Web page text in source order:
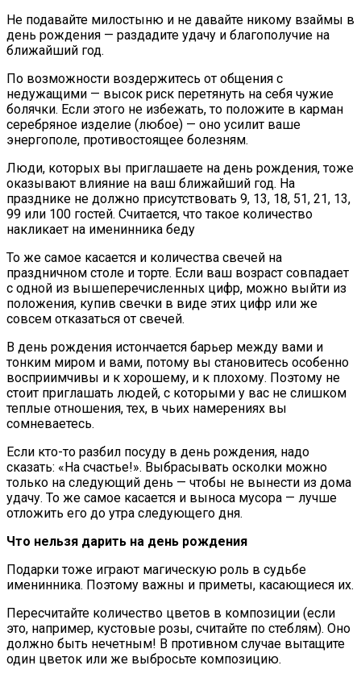
Не подавайте милостыню и не давайте никому взаймы в
день рождения — раздадите удачу и благополучие на
ближайший год.
По возможности воздержитесь от общения с
недужащими — высок риск перетянуть на себя чужие
болячки. Если этого не избежать, то положите в карман
серебряное изделие (любое) — оно усилит ваше
энергополе, противостоящее болезням.
Люди, которых вы приглашаете на день рождения, тоже
оказывают влияние на ваш ближайший год. На
празднике не должно присутствовать 9, 13, 18, 51, 21, 13,
99 или 100 гостей. Считается, что такое количество
накликает на именинника беду
То же самое касается и количества свечей на
праздничном столе и торте. Если ваш возраст совпадает
с одной из вышеперечисленных цифр, можно выйти из
положения, купив свечки в виде этих цифр или же
совсем отказаться от свечей.
В день рождения истончается барьер между вами и
тонким миром и вами, потому вы становитесь особенно
восприимчивы и к хорошему, и к плохому. Поэтому не
стоит приглашать людей, с которыми у вас не слишком
теплые отношения, тех, в чьих намерениях вы
сомневаетесь.
Если кто-то разбил посуду в день рождения, надо
сказать: «На счастье!». Выбрасывать осколки можно
только на следующий день — чтобы не вынести из дома
удачу. То же самое касается и выноса мусора — лучше
отложить его до утра следующего дня.
Что нельзя дарить на день рождения
Подарки тоже играют магическую роль в судьбе
именинника. Поэтому важны и приметы, касающиеся их.
Пересчитайте количество цветов в композиции (если
это, например, кустовые розы, считайте по стеблям). Оно
должно быть нечетным! В противном случае вытащите
один цветок или же выбросьте композицию.